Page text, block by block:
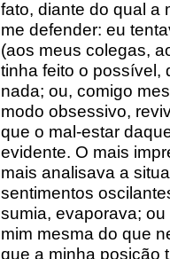
fato, diante do qual a
me defender: eu
(aos meus colegas,
tinha feito o possível,
nada; ou, comigo
modo obsessivo,
que o mal-estar
evidente. O mais
mais analisava a
sentimentos
sumia, evaporava;
mim mesma do que
que a minha posição